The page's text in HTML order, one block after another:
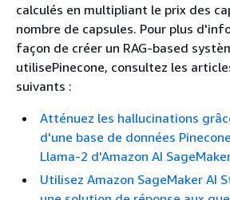
calculés en multipliant le prix des
nombre de capsules. Pour plus
façon de créer un RAG-based
utilisePinecone, consultez les
suivants :
Atténuez les hallucinations
d'une base de données
Llama-2 d'Amazon AI
Utilisez Amazon SageMaker AI